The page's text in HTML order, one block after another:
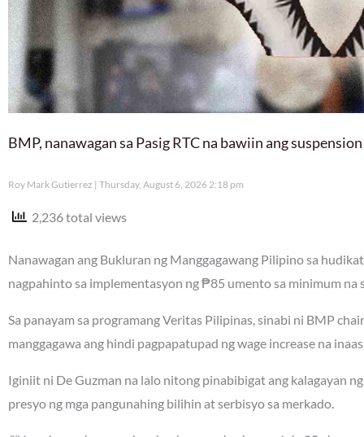
BMP, nanawagan sa Pasig RTC na bawiin ang
Roy Mark Gutierrez Thursday, August 6, 2026 2:18 pm
2,236 total views
Nanawagan ang Bukluran ng Manggagawang Pilipino sa
nagpahinto sa implementasyon ng ₱85 umento sa minimum na
Sa panayam sa programang Veritas Pilipinas, sinabi ni BMP
manggagawa ang hindi pagpapatupad ng wage increase na
Iginiit ni De Guzman na lalo nitong pinabibigat ang kalagayan
presyo ng mga pangunahing bilihin at serbisyo sa merkado.